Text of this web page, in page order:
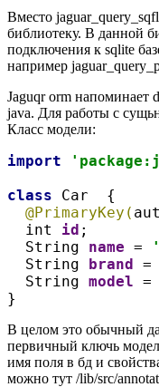
Вместо
библиотеку. В данной
подключения к sqlite
например
Jaguqr orm напоминает
java. Для работы с
Класс модели:
import
class Car  {
@PrimaryKey(
  int
id ;
  String
name =
  String
brand =
  String
model =
}
В целом это обычный
первичный ключь
имя поля в бд и
можно тут /lib/src/